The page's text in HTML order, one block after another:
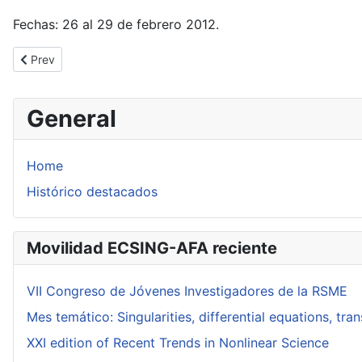
General
Home
Histórico destacados
Movilidad ECSING-AFA reciente
VII Congreso de Jóvenes Investigadores de la RSME
Mes temático: Singularities, differential equations,
XXI edition of Recent Trends in Nonlinear Science
Fechas: 26 al 29 de febrero 2012.
Previous article: Jean Renault
Prev